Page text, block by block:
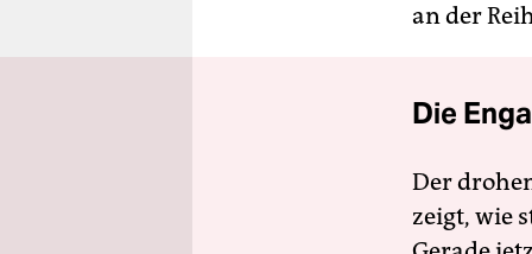
an der
Die
Der
zeigt, wie